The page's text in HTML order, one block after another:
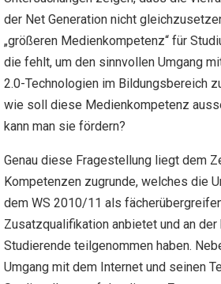
der Net Generation nicht
„größeren Medienkompetenz“ für
die fehlt, um den sinnvollen Umgang
2.0-Technologien im Bildungsbereich
wie soll diese Medienkompetenz
kann man sie fördern?
Genau diese Fragestellung liegt dem
Kompetenzen zugrunde, welches die
dem WS 2010/11 als
Zusatzqualifikation anbietet und an
Studierende teilgenommen haben.
Umgang mit dem Internet und seinen